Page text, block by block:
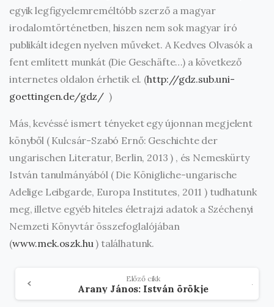
egyik legfigyelemreméltóbb szerző a magyar
irodalomtörténetben, hiszen nem sok magyar író
publikált idegen nyelven műveket. A Kedves Olvasók a
fent említett munkát (Die Geschäfte…) a következő
internetes oldalon érhetik el. (http://gdz.sub.uni-
goettingen.de/gdz/ )
Más, kevéssé ismert tényeket egy újonnan megjelent
könyből ( Kulcsár-Szabó Ernő: Geschichte der
ungarischen Literatur, Berlin, 2013 ) , és Nemeskürty
István tanulmányából ( Die Königliche-ungarische
Adelige Leibgarde, Europa Institutes, 2011 ) tudhatunk
meg, illetve egyéb hiteles életrajzi adatok a Széchenyi
Nemzeti Könyvtár összefoglalójában
(www.mek.oszk.hu ) találhatunk.
tovább
Előző cikk
Arany János: István örökje